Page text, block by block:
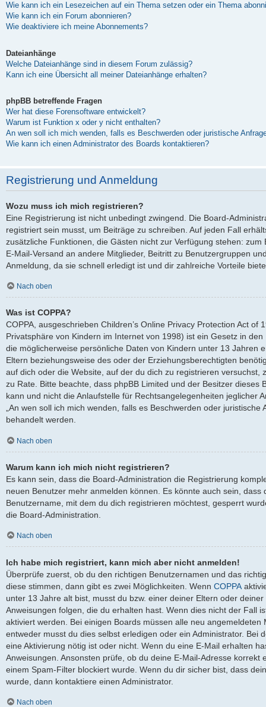
Wie kann ich ein Lesezeichen auf ein Thema setzen oder ein Thema
Wie kann ich ein Forum abonnieren?
Wie deaktiviere ich meine Abonnements?
Dateianhänge
Welche Dateianhänge sind in diesem Forum zulässig?
Kann ich eine Übersicht all meiner Dateianhänge erhalten?
phpBB betreffende Fragen
Wer hat diese Forensoftware entwickelt?
Warum ist Funktion x oder y nicht enthalten?
An wen soll ich mich wenden, falls es Beschwerden oder juristische
Wie kann ich einen Administrator des Boards kontaktieren?
Registrierung und Anmeldung
Wozu muss ich mich registrieren?
Eine Registrierung ist nicht unbedingt zwingend. Die Board-
registriert sein musst, um Beiträge zu schreiben. Auf jeden Fall
zusätzliche Funktionen, die Gästen nicht zur Verfügung stehen: zum
E-Mail-Versand an andere Mitglieder, Beitritt zu Benutzergruppen
Anmeldung, da sie schnell erledigt ist und dir zahlreiche Vorteile
Nach oben
Was ist COPPA?
COPPA, ausgeschrieben Children’s Online Privacy Protection Act of
Privatsphäre von Kindern im Internet von 1998) ist ein Gesetz in
die möglicherweise persönliche Daten von Kindern unter 13 Jahren
Eltern beziehungsweise des oder der Erziehungsberechtigten
auf dich oder die Website, auf der du dich zu registrieren versuchst,
zu Rate. Bitte beachte, dass phpBB Limited und der Besitzer dieses
kann und nicht die Anlaufstelle für Rechtsangelegenheiten jeglicher
„An wen soll ich mich wenden, falls es Beschwerden oder juristische
behandelt werden.
Nach oben
Warum kann ich mich nicht registrieren?
Es kann sein, dass die Board-Administration die Registrierung
neuen Benutzer mehr anmelden können. Es könnte auch sein, dass
Benutzername, mit dem du dich registrieren möchtest, gesperrt
die Board-Administration.
Nach oben
Ich habe mich registriert, kann mich aber nicht anmelden!
Überprüfe zuerst, ob du den richtigen Benutzernamen und das
diese stimmen, dann gibt es zwei Möglichkeiten. Wenn COPPA
unter 13 Jahre alt bist, musst du bzw. einer deiner Eltern oder
Anweisungen folgen, die du erhalten hast. Wenn dies nicht der Fall
aktiviert werden. Bei einigen Boards müssen alle neu
entweder musst du dies selbst erledigen oder ein Administrator. Bei
eine Aktivierung nötig ist oder nicht. Wenn du eine E-Mail erhalten
Anweisungen. Ansonsten prüfe, ob du deine E-Mail-Adresse korrekt
einem Spam-Filter blockiert wurde. Wenn du dir sicher bist, dass
wurde, dann kontaktiere einen Administrator.
Nach oben